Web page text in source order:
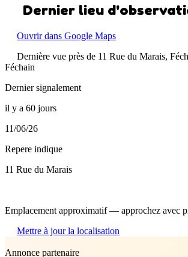
Dernier lieu
Ouvrir dans Google Maps
Dernière vue près de 11 Rue du Marais,
Féchain
Dernier signalement
il y a 60 jours
11/06/26
Repere indique
11 Rue du Marais
Emplacement approximatif — approchez avec
Mettre à jour la localisation
Annonce partenaire